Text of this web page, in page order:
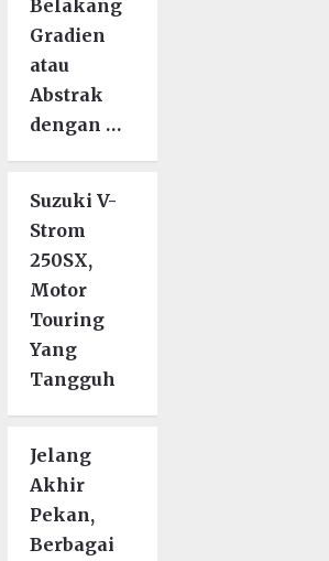
Belakang
Gradien
atau
Abstrak
dengan …
Suzuki V-
Strom
250SX,
Motor
Touring
Yang
Tangguh
Jelang
Akhir
Pekan,
Berbagai